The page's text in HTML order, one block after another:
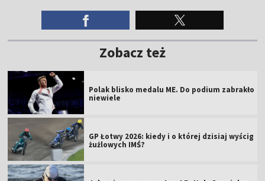
Zobacz też
Polak blisko medalu ME. Do podium zabrakło
niewiele
GP Łotwy 2026: kiedy i o której dzisiaj wyścig
żużlowych IMŚ?